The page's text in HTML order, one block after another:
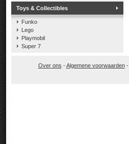
Toys & Collectibles
Funko
Lego
Playmobil
Super 7
Over ons -Algemene voorwaarden-